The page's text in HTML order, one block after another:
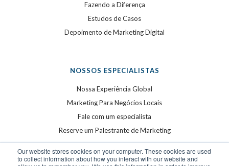
Our website stores cookies on your computer. These cookies are used
to collect information about how you interact with our website and
Fazendo a Diferença
Estudos de Casos
Depoimento de Marketing Digital
NOSSOS ESPECIALISTAS
Nossa Experiência Global
Marketing Para Negócios Locais
Fale com um especialista
Reserve um Palestrante de Marketing